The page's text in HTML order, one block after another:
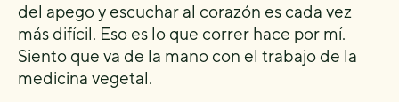
del apego y escuchar al corazón es cada vez
más difícil. Eso es lo que correr hace por mí.
Siento que va de la mano con el trabajo de la
medicina vegetal.